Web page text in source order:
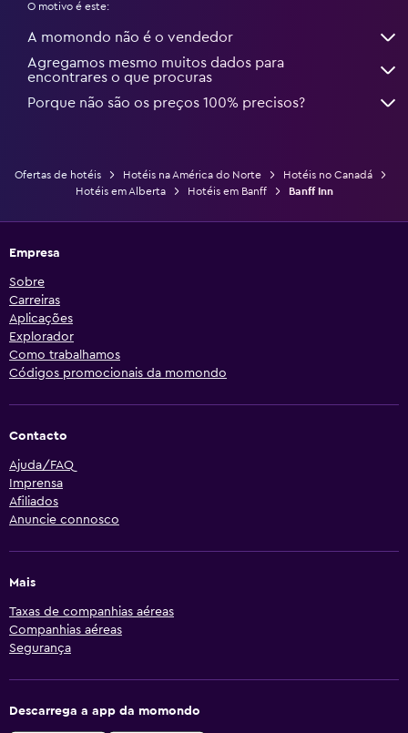
O motivo é este:
A momondo não é o vendedor
Agregamos mesmo muitos dados para
encontrares o que procuras
Porque não são os preços 100% precisos?
Ofertas de hotéis Hotéis na América do Norte
Hotéis no Canadá
Hotéis em Alberta
Hotéis em Banff Banff Inn
Empresa
Sobre
Carreiras
Aplicações
Explorador
Como trabalhamos
Códigos promocionais da momondo
Contacto
Ajuda/FAQ
Imprensa
Afiliados
Anuncie connosco
Mais
Taxas de companhias aéreas
Companhias aéreas
Segurança
Descarrega a app da momondo